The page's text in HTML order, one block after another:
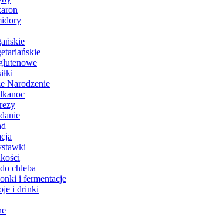
Narodzenie
chleba
i fermentacje
i drinki